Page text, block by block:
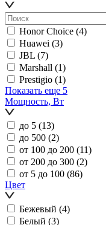
Honor Choice (4)
Huawei (3)
JBL (7)
Marshall (1)
Prestigio (1)
Показать еще 5
Мощность, Вт
до 5 (13)
до 500 (2)
от 100 до 200 (11)
от 200 до 300 (2)
от 5 до 100 (86)
Цвет
Бежевый (4)
Белый (3)